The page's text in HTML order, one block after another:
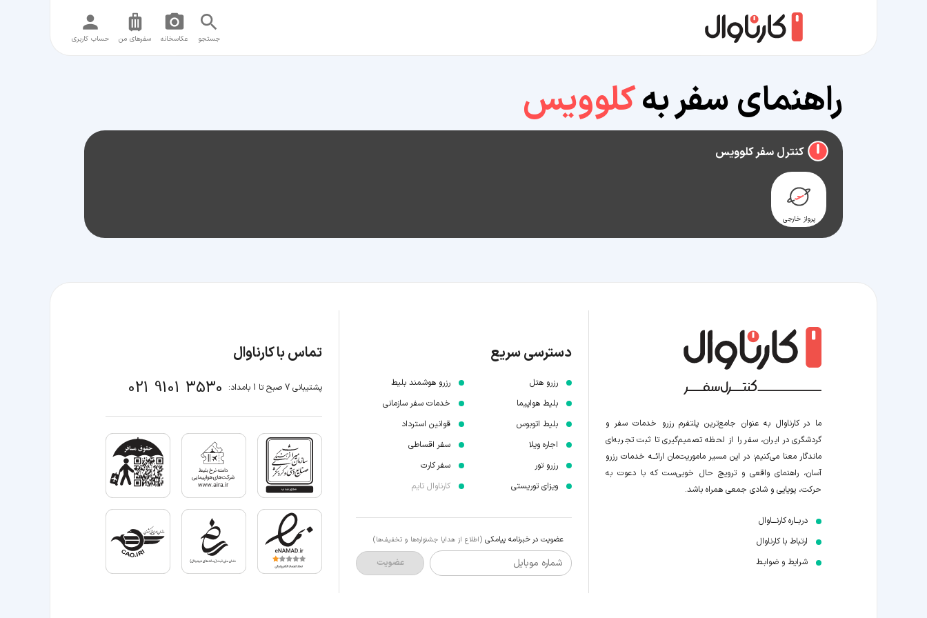
جستجو عکاسخانه سفر‌های من حساب کاربری
راهنمای سفر بهکلوویس
کنترل سفر کلوویس
پرواز خارجی
ما در کارناوال به عنوان جامع‌ترین پلتفرم رزرو خدمات سفر و
گردشگری در ایران، سفر را از لحظه‌ تصمیم‌گیری تا ثبت تجربه‌ای
ماندگار معنا می‌کنیم؛ در این مسیر‍ ماموریت‌مان اراﺋــﻪ خدمات رزرو
آسان، راهنمای واقعی و ترویج حال خوبی‌ست که با دعوت به
حرکت، پویایی و شادی جمعی همراه باشد.
دربــاره کارنـــاوال
ارتباط با کارناوال
شرایط و ضوابـط
دسترسی سریع
رزرو هتل
بلیط هواپیما
بلیط اتوبوس
اجاره ویلا
رزرو تور
ویزای توریستی
رزرو هوشمند بلیط
خدمات سفر سازمانی
قوانین استرداد
سفر اقساطی
سفر کارت
کارناوال تایم
عضویت در خبرنامه پیامکی (اطلاع از هدایا جشنواره‌ها و تخفیف‌ها)
شماره موبایل عضویت
تماس با کارناوال
پشتیبانی 7 صبح تا 1 بامداد: 021 9101 3530